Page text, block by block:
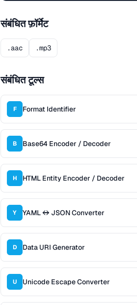
संबंधित फ़ॉर्मेट
.aac .mp3
संबंधित टूल्स
F Format Identifier
B Base64 Encoder / Decoder
H HTML Entity Encoder / Decoder
Y YAML ↔ JSON Converter
D Data URI Generator
U Unicode Escape Converter